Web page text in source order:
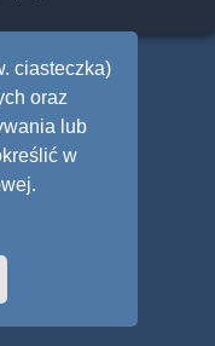
ciasteczka)
oraz
lub
w